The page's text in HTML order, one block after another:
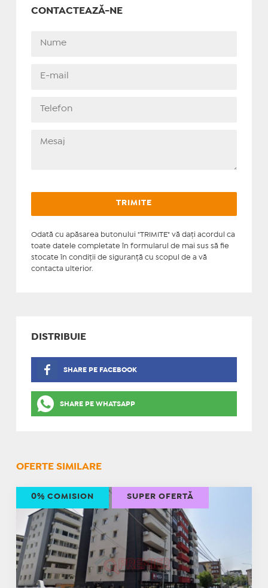
CONTACTEAZĂ-NE
Odată cu apăsarea butonului "TRIMITE" vă daţi acordul ca
toate datele completate în formularul de mai sus să fie
stocate în condiţii de siguranţă cu scopul de a vă
contacta ulterior.
DISTRIBUIE
SHARE PE FACEBOOK
SHARE PE WHATSAPP
OFERTE SIMILARE
0% COMISION SUPER OFERTĂ